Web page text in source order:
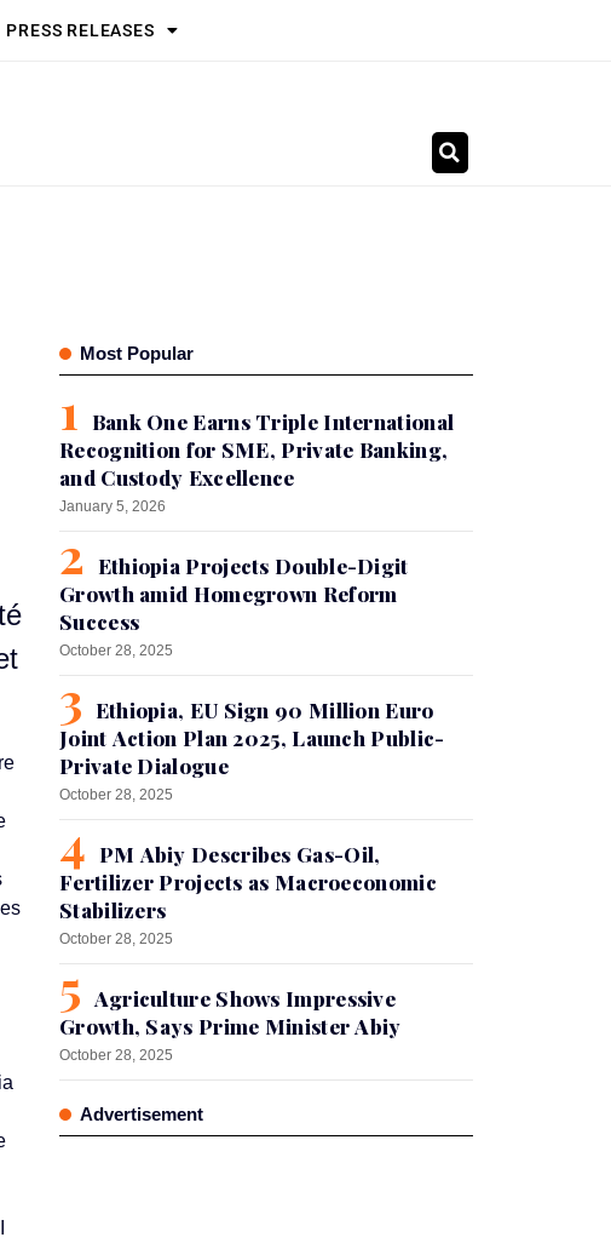
PRESS RELEASES
Most Popular
Recognition for SME, Private Banking,
and Custody Excellence
January 5, 2026
Growth amid Homegrown Reform
Success
October 28, 2025
Joint Action Plan 2025, Launch Public-
Private Dialogue
October 28, 2025
Fertilizer Projects as Macroeconomic
Stabilizers
October 28, 2025
Growth, Says Prime Minister Abiy
October 28, 2025
Advertisement